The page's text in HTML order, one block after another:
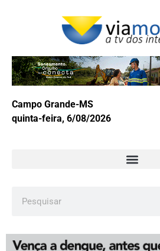
Campo Grande-MS
quinta-feira, 6/08/2026